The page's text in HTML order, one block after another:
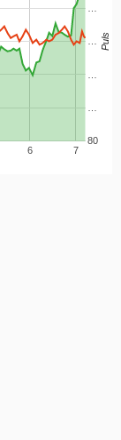
6 7
80
Puls